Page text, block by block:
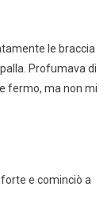
le braccia
Profumava di
fermo, ma non mi
e cominciò a